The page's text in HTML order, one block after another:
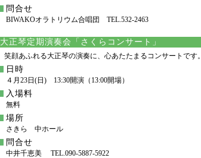
問合せ
BIWAKOオラトリウム合唱団 TEL.532-2463
大正琴定期演奏会「さくらコンサート」
笑顔あふれる大正琴の演奏に、心あたたまるコンサートです。
日時
４月23日(日) 13:30開演（13:00開場）
入場料
無料
場所
さきら 中ホール
問合せ
中井千恵美 TEL.090-5887-5922